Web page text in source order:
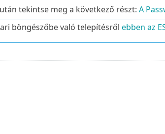
tekintse meg a következő részt: A
böngészőbe való telepítésről ebben az